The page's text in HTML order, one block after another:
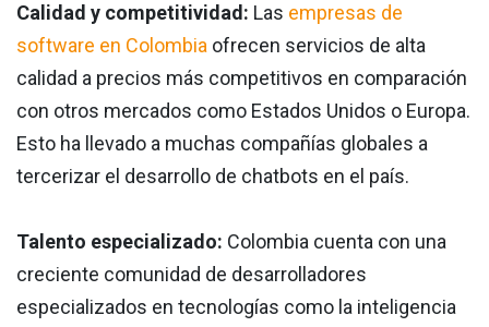
Calidad y competitividad: Las empresas de
software en Colombia ofrecen servicios de alta
calidad a precios más competitivos en comparación
con otros mercados como Estados Unidos o Europa.
Esto ha llevado a muchas compañías globales a
tercerizar el desarrollo de chatbots en el país.
Talento especializado: Colombia cuenta con una
creciente comunidad de desarrolladores
especializados en tecnologías como la inteligencia